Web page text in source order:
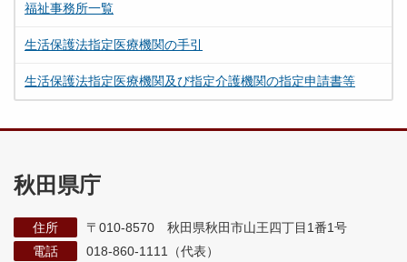
福祉事務所一覧
生活保護法指定医療機関の手引
生活保護法指定医療機関及び指定介護機関の指定申請書等
秋田県庁
住所
〒010-8570 秋田県秋田市山王四丁目1番1号
電話
018-860-1111（代表）